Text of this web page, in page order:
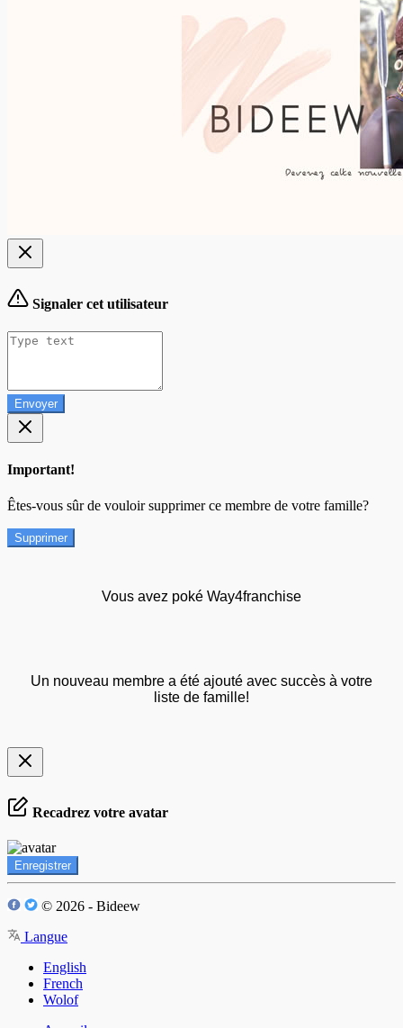
Signaler cet utilisateur
Envoyer
Important!
Êtes-vous sûr de vouloir supprimer ce membre de votre famille?
Supprimer
Vous avez poké Way4franchise
Un nouveau membre a été ajouté avec succès à votre
liste de famille!
Recadrez votre avatar
Enregistrer
© 2026 - Bideew
Langue
English
French
Wolof